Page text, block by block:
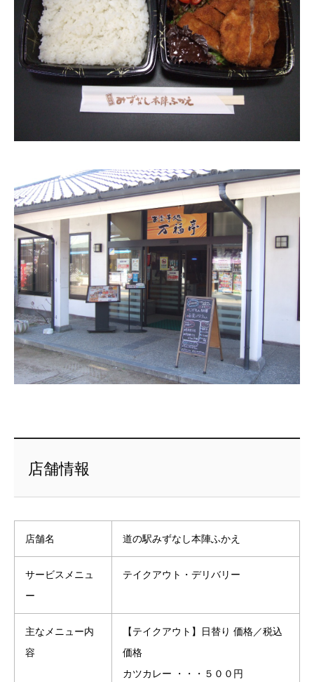
店舗情報
店舗名 道の駅みずなし本陣ふかえ
サービスメニュ
ー
テイクアウト・デリバリー
主なメニュー内
容
【テイクアウト】日替り 価格／税込
価格
カツカレー ・・・５００円